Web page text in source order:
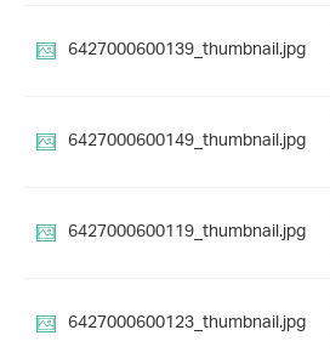
6427000600139_thumbnail.jpg
6427000600149_thumbnail.jpg
6427000600119_thumbnail.jpg
6427000600123_thumbnail.jpg